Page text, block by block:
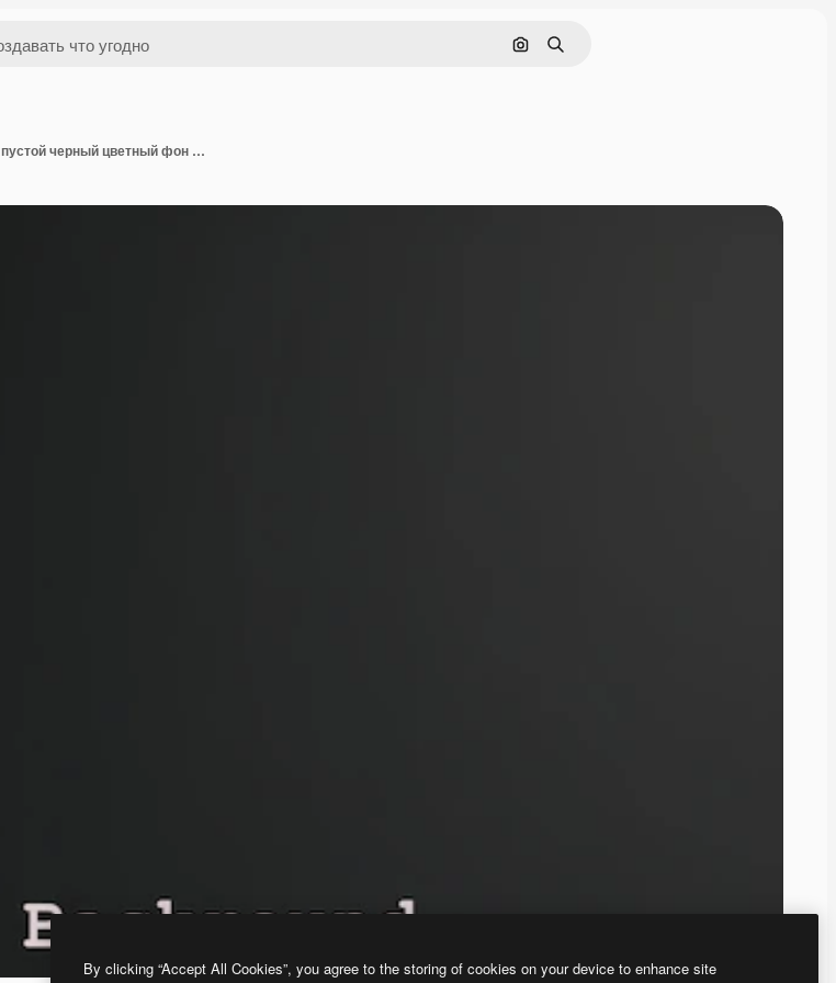
Поиск по изображению
Поиск
PSD Абстрактный черный градиентный фон пустой черный цветный фон студийной комнаты
By clicking “Accept All Cookies”, you agree to the storing of cookies on your device to enhance site